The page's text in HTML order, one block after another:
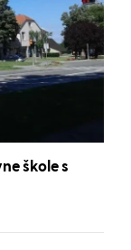
škole s